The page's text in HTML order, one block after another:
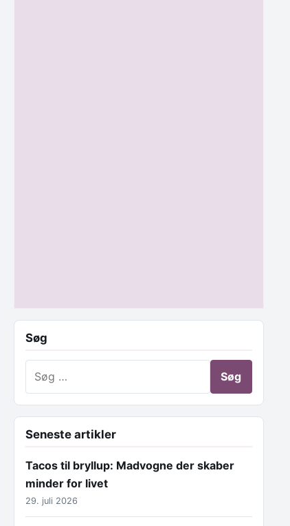
Søg
Seneste artikler
Tacos til bryllup: Madvogne der skaber
minder for livet
29. juli 2026